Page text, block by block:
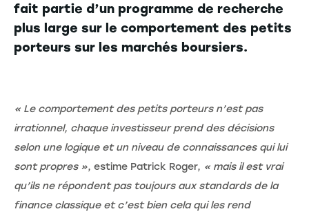
fait partie d’un programme de recherche
plus large sur le comportement des petits
porteurs sur les marchés boursiers.
« Le comportement des petits porteurs n’est pas
irrationnel, chaque investisseur prend des décisions
selon une logique et un niveau de connaissances qui lui
sont propres », estime Patrick Roger, « mais il est vrai
qu’ils ne répondent pas toujours aux standards de la
finance classique et c’est bien cela qui les rend